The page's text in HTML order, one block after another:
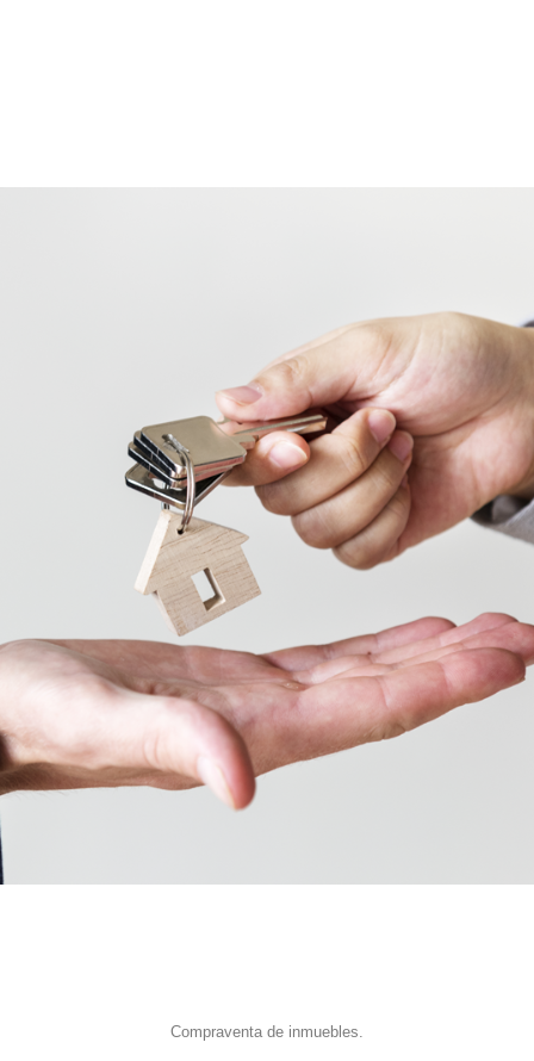
Compraventa de inmuebles.